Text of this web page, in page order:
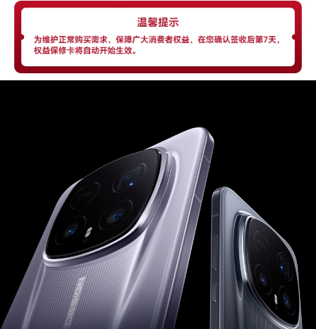
及手势：含指关节截屏、双指关节录屏、拿起手机
亮屏、双击亮屏、YOYO记忆、全局批注、翻转手
机静音、拿起手机减弱音量、快速通话、电源键唤
醒YOYO助理。
能识别、翻译、文档扫描、卡证扫描。)
2×Prime 4.6GHz+6×Performance 3.62GHz(备
注:实际运行频率因应用负载智能调整。)
Adreno™840
双卡双通
机身尺寸
161.15mm（长）×75mm（宽）×8.45mm（厚）
(备注:实际尺寸依配置、制造工艺、测量方法的不
同可能有所差异。)
机身重量
约239克（含电池）(备注:实际重量依配置、制造
工艺、测量方法的不同可能有所差异。)
安全功能
AI换脸检测、智慧隐私通话、双TEE安全系统、手
机盾、密码保险箱、模糊位置、隐私助手、平行空
间、反诈防火墙、应用锁、支付保护中心、隐私时